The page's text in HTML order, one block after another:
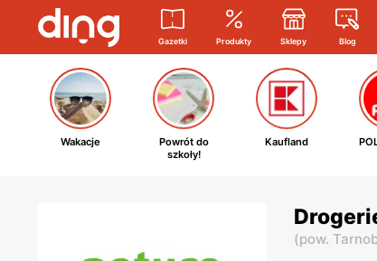
Gazetki Produkty Sklepy Blog
Wakacje
Powrót do
szkoły!
Kaufland
(pow.